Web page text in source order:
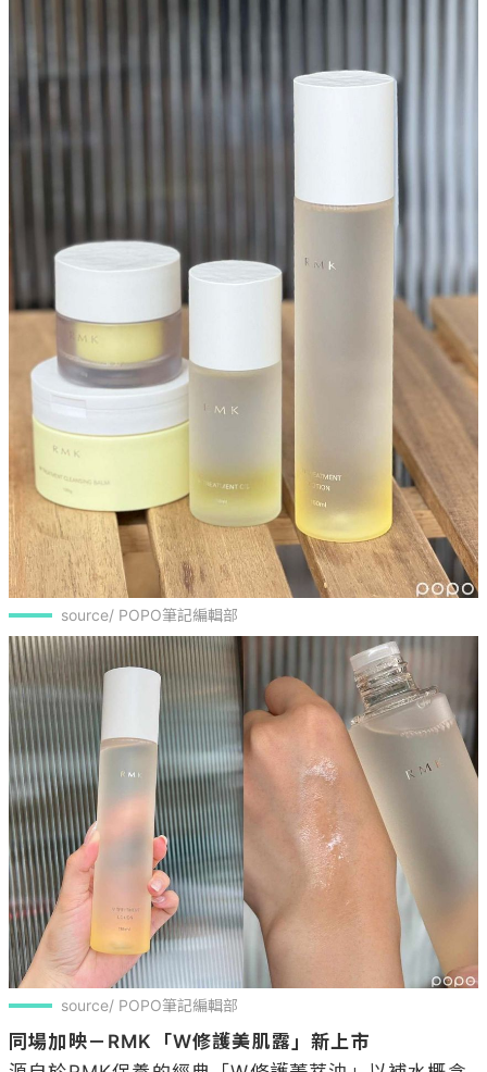
source/ POPO筆記編輯部
source/ POPO筆記編輯部
同場加映－RMK「W修護美肌露」新上市